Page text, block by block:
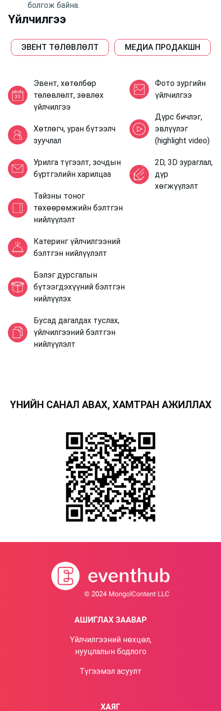
болгож байна.
Үйлчилгээ
ЭВЕНТ ТӨЛӨВЛӨЛТ МЕДИА ПРОДАКШН
Эвент, хөтөлбөр
төлөвлөлт, зөвлөх
үйлчилгээ
Хөтлөгч, уран бүтээлч
зуучлал
Урилга түгээлт, зочдын
бүртгэлийн харилцаа
Тайзны тоног
төхөөрөмжийн бэлтгэн
нийлүүлэлт
Катеринг үйлчилгээний
бэлтгэн нийлүүлэлт
Бэлэг дурсгалын
бүтээгдэхүүний бэлтгэн
нийлүүлэх
Бусад дагалдах туслах,
үйлчилгээний бэлтгэн
нийлүүлэлт
Фото зургийн
үйлчилгээ
Дүрс бичлэг,
эвлүүлэг
(highlight video)
2D, 3D зураглал,
дүр
хөгжүүлэлт
ҮНИЙН САНАЛ АВАХ, ХАМТРАН АЖИЛЛАХ
АШИГЛАХ ЗААВАР
Үйлчилгээний нөхцөл,
нууцлалын бодлого​
Түгээмэл асуулт
ХАЯГ